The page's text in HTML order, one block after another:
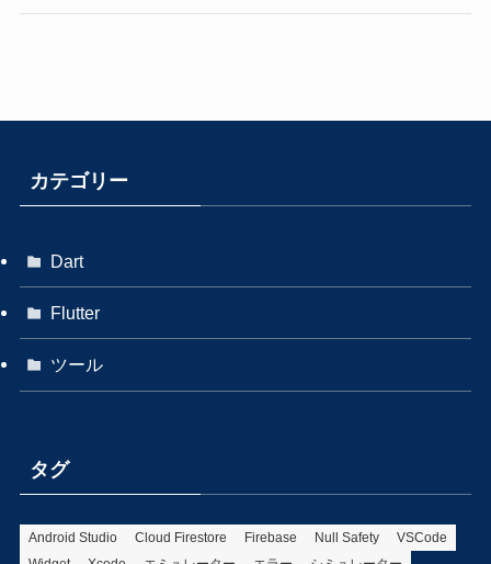
カテゴリー
Dart
Flutter
ツール
タグ
Android Studio Cloud Firestore Firebase Null Safety
VSCode